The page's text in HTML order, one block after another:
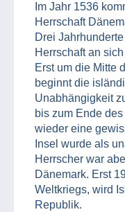
Im Jahr 1536
Herrschaft
Drei
Herrschaft an
Erst um die Mitte
beginnt die
Unabhängigkeit
bis zum Ende
wieder eine
Insel wurde als
Herrscher war
Dänemark. Erst
Weltkriegs, wird
Republik.